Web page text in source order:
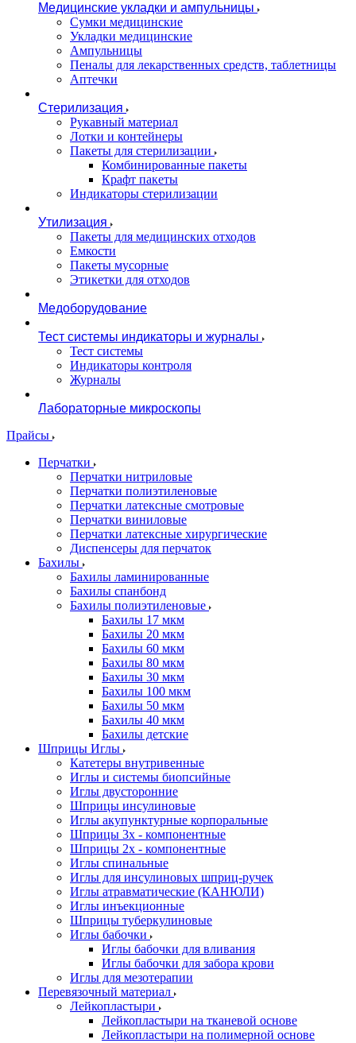
Медицинские укладки и ампульницы
Сумки медицинские
Укладки медицинские
Ампульницы
Пеналы для лекарственных средств, таблетницы
Аптечки
Стерилизация
Рукавный материал
Лотки и контейнеры
Пакеты для стерилизации
Комбинированные пакеты
Крафт пакеты
Индикаторы стерилизации
Утилизация
Пакеты для медицинских отходов
Емкости
Пакеты мусорные
Этикетки для отходов
Медоборудование
Тест системы индикаторы и журналы
Тест системы
Индикаторы контроля
Журналы
Лабораторные микроскопы
Прайсы
Перчатки
Перчатки нитриловые
Перчатки полиэтиленовые
Перчатки латексные смотровые
Перчатки виниловые
Перчатки латексные хирургические
Диспенсеры для перчаток
Бахилы
Бахилы ламинированные
Бахилы спанбонд
Бахилы полиэтиленовые
Бахилы 17 мкм
Бахилы 20 мкм
Бахилы 60 мкм
Бахилы 80 мкм
Бахилы 30 мкм
Бахилы 100 мкм
Бахилы 50 мкм
Бахилы 40 мкм
Бахилы детские
Шприцы Иглы
Катетеры внутривенные
Иглы и системы биопсийные
Иглы двусторонние
Шприцы инсулиновые
Иглы акупунктурные корпоральные
Шприцы 3х - компонентные
Шприцы 2х - компонентные
Иглы спинальные
Иглы для инсулиновых шприц-ручек
Иглы атравматические (КАНЮЛИ)
Иглы инъекционные
Шприцы туберкулиновые
Иглы бабочки
Иглы бабочки для вливания
Иглы бабочки для забора крови
Иглы для мезотерапии
Перевязочный материал
Лейкопластыри
Лейкопластыри на тканевой основе
Лейкопластыри на полимерной основе